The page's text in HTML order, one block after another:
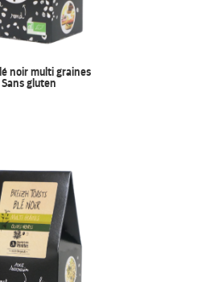
noir multi graines
gluten